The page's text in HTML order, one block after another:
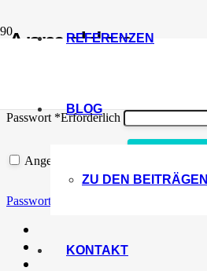
REFERENZEN
BLOG
ZU DEN BEITRÄGEN
KONTAKT
Anmelden
Passwort *Erforderlich
Angemeldet bleiben
Passwort vergessen?